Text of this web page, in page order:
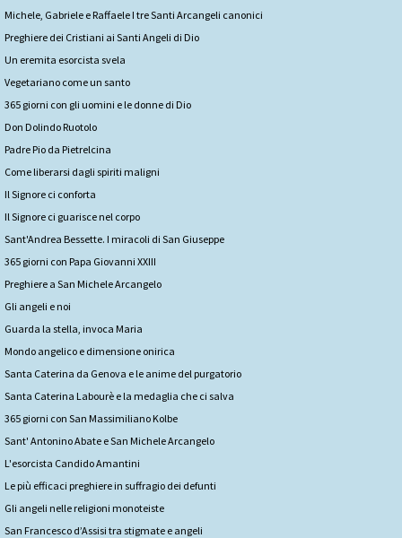
Michele, Gabriele e Raffaele I tre Santi Arcangeli canonici
Preghiere dei Cristiani ai Santi Angeli di Dio
Un eremita esorcista svela
Vegetariano come un santo
365 giorni con gli uomini e le donne di Dio
Don Dolindo Ruotolo
Padre Pio da Pietrelcina
Come liberarsi dagli spiriti maligni
Il Signore ci conforta
Il Signore ci guarisce nel corpo
Sant'Andrea Bessette. I miracoli di San Giuseppe
365 giorni con Papa Giovanni XXIII
Preghiere a San Michele Arcangelo
Gli angeli e noi
Guarda la stella, invoca Maria
Mondo angelico e dimensione onirica
Santa Caterina da Genova e le anime del purgatorio
Santa Caterina Labourè e la medaglia che ci salva
365 giorni con San Massimiliano Kolbe
Sant' Antonino Abate e San Michele Arcangelo
L'esorcista Candido Amantini
Le più efficaci preghiere in suffragio dei defunti
Gli angeli nelle religioni monoteiste
San Francesco d’Assisi tra stigmate e angeli